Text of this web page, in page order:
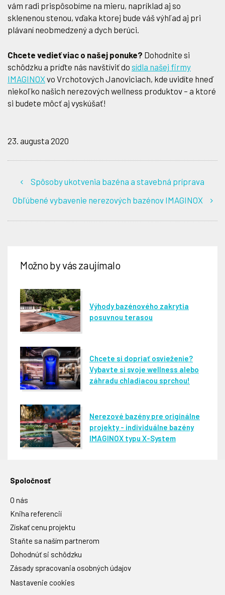
vám radi prispôsobíme na mieru, napríklad aj so
sklenenou stenou, vďaka ktorej bude váš výhľad aj pri
plávaní neobmedzený a dych berúci.
Chcete vedieť viac o našej ponuke? Dohodnite si
schôdzku a príďte nás navštíviť do sídla našej firmy
IMAGINOXvo Vrchotových Janoviciach, kde uvidíte hneď
niekoľko našich nerezových wellness produktov – a ktoré
si budete môcť aj vyskúšať!
23. augusta 2020
Spôsoby ukotvenia bazéna a stavebná príprava
Obľúbené vybavenie nerezových bazénov IMAGINOX
Možno by vás zaujímalo
Výhody bazénového zakrytia
posuvnou terasou
Chcete si dopriať osvieženie?
Vybavte si svoje wellness alebo
záhradu chladiacou sprchou!
Nerezové bazény pre originálne
projekty - individuálne bazény
IMAGINOX typu X-System
Spoločnosť
O nás
Kniha referencií
Získať cenu projektu
Staňte sa naším partnerom
Dohodnúť si schôdzku
Zásady spracovania osobných údajov
Nastavenie cookies